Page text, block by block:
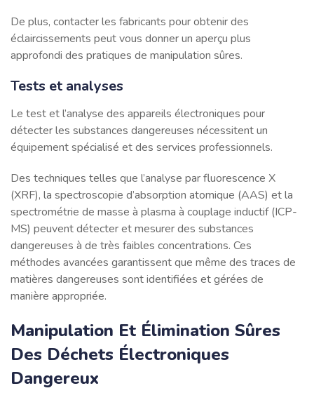
De plus, contacter les fabricants pour obtenir des
éclaircissements peut vous donner un aperçu plus
approfondi des pratiques de manipulation sûres.
Tests et analyses
Le test et l’analyse des appareils électroniques pour
détecter les substances dangereuses nécessitent un
équipement spécialisé et des services professionnels.
Des techniques telles que l’analyse par fluorescence X
(XRF), la spectroscopie d’absorption atomique (AAS) et la
spectrométrie de masse à plasma à couplage inductif (ICP-
MS) peuvent détecter et mesurer des substances
dangereuses à de très faibles concentrations. Ces
méthodes avancées garantissent que même des traces de
matières dangereuses sont identifiées et gérées de
manière appropriée.
Manipulation Et Élimination Sûres
Des Déchets Électroniques
Dangereux